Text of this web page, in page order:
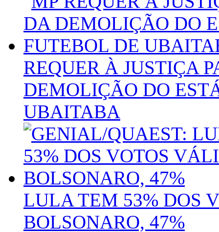
REQUER À JUSTIÇA
DEMOLIÇÃO DO
UBAITABA
LULA TEM 53% DOS
BOLSONARO, 47%